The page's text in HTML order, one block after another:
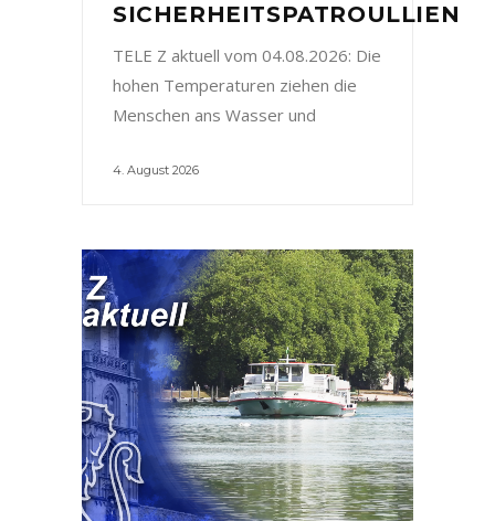
SICHERHEITSPATROULLIEN
TELE Z aktuell vom 04.08.2026: Die
hohen Temperaturen ziehen die
Menschen ans Wasser und
4. August 2026